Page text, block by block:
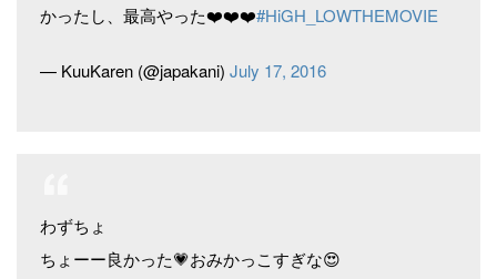
かったし、最高やった❤️❤️❤️#HiGH_LOWTHEMOVIE
— KuuKaren (@japakani) July 17, 2016
わずちょ
ちょーー良かった💗おみかっこすぎな😍